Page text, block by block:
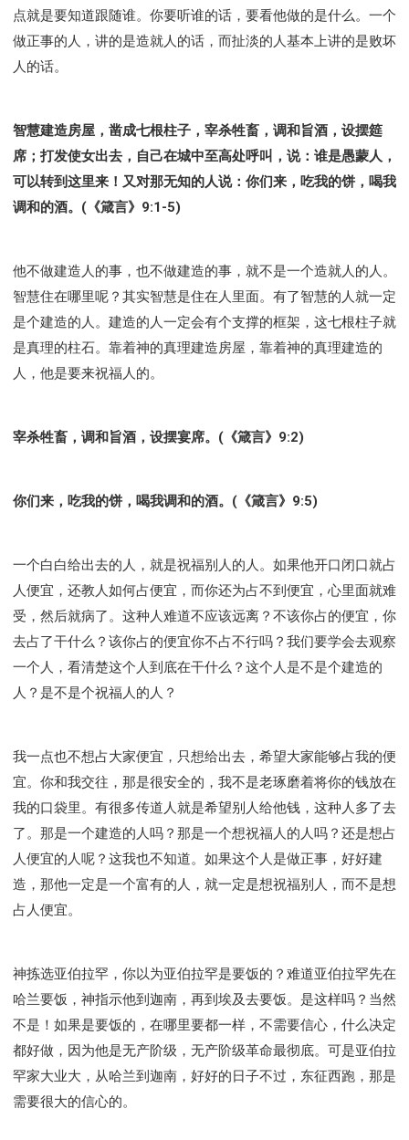
点就是要知道跟随谁。你要听谁的话，要看他做的是什么。一个
做正事的人，讲的是造就人的话，而扯淡的人基本上讲的是败坏
人的话。
智慧建造房屋，凿成七根柱子，宰杀牲畜，调和旨酒，设摆筵
席；打发使女出去，自己在城中至高处呼叫，说：谁是愚蒙人，
可以转到这里来！又对那无知的人说：你们来，吃我的饼，喝我
调和的酒。(《箴言》9:1-5)
他不做建造人的事，也不做建造的事，就不是一个造就人的人。
智慧住在哪里呢？其实智慧是住在人里面。有了智慧的人就一定
是个建造的人。建造的人一定会有个支撑的框架，这七根柱子就
是真理的柱石。靠着神的真理建造房屋，靠着神的真理建造的
人，他是要来祝福人的。
宰杀牲畜，调和旨酒，设摆宴席。(《箴言》9:2)
你们来，吃我的饼，喝我调和的酒。(《箴言》9:5)
一个白白给出去的人，就是祝福别人的人。如果他开口闭口就占
人便宜，还教人如何占便宜，而你还为占不到便宜，心里面就难
受，然后就病了。这种人难道不应该远离？不该你占的便宜，你
去占了干什么？该你占的便宜你不占不行吗？我们要学会去观察
一个人，看清楚这个人到底在干什么？这个人是不是个建造的
人？是不是个祝福人的人？
我一点也不想占大家便宜，只想给出去，希望大家能够占我的便
宜。你和我交往，那是很安全的，我不是老琢磨着将你的钱放在
我的口袋里。有很多传道人就是希望别人给他钱，这种人多了去
了。那是一个建造的人吗？那是一个想祝福人的人吗？还是想占
人便宜的人呢？这我也不知道。如果这个人是做正事，好好建
造，那他一定是一个富有的人，就一定是想祝福别人，而不是想
占人便宜。
神拣选亚伯拉罕，你以为亚伯拉罕是要饭的？难道亚伯拉罕先在
哈兰要饭，神指示他到迦南，再到埃及去要饭。是这样吗？当然
不是！如果是要饭的，在哪里要都一样，不需要信心，什么决定
都好做，因为他是无产阶级，无产阶级革命最彻底。可是亚伯拉
罕家大业大，从哈兰到迦南，好好的日子不过，东征西跑，那是
需要很大的信心的。